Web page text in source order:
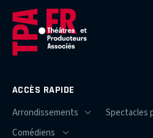
ACCÈS RAPIDE